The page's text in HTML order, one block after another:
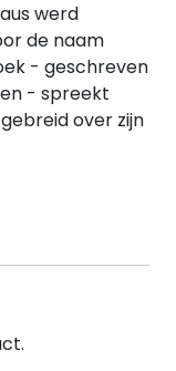
werd
de naam
- geschreven
- spreekt
over zijn